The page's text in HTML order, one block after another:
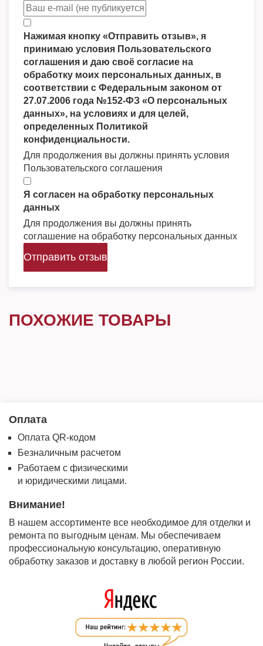
Нажимая кнопку «Отправить отзыв», я
принимаю условия Пользовательского
соглашения и даю своё согласие на
обработку моих персональных данных, в
соответствии с Федеральным законом от
27.07.2006 года №152-ФЗ «О персональных
данных», на условиях и для целей,
определенных Политикой
конфиденциальности.
Для продолжения вы должны принять условия
Пользовательского соглашения
Я согласен на обработку персональных
данных
Для продолжения вы должны принять
соглашение на обработку персональных данных
Отправить отзыв
ПОХОЖИЕ ТОВАРЫ
Оплата
Оплата QR-кодом
Безналичным расчетом
Работаем с физическими
и юридическими лицами.
Внимание!
В нашем ассортименте все необходимое для отделки и
ремонта по выгодным ценам. Мы обеспечиваем
профессиональную консультацию, оперативную
обработку заказов и доставку в любой регион России.